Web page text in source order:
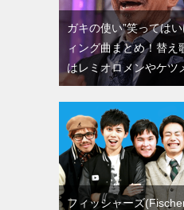
ガキの使い”笑っては
ィング曲まとめ！替
はレミオロメンやケツ
フィッシャーズ